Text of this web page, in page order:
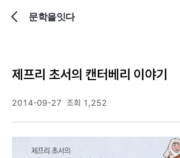
문학을잇다
제프리 초서의 캔터베리 이야기
2014-09-27 조회 1,252